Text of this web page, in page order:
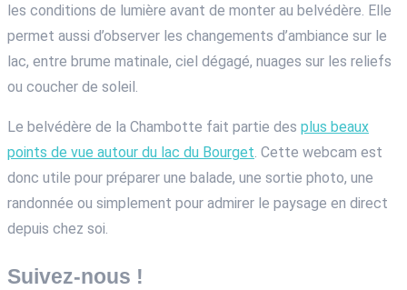
les conditions de lumière avant de monter au belvédère. Elle
permet aussi d’observer les changements d’ambiance sur le
lac, entre brume matinale, ciel dégagé, nuages sur les reliefs
ou coucher de soleil.
Le belvédère de la Chambotte fait partie des plus beaux
points de vue autour du lac du Bourget . Cette webcam est
donc utile pour préparer une balade, une sortie photo, une
randonnée ou simplement pour admirer le paysage en direct
depuis chez soi.
Suivez-nous !